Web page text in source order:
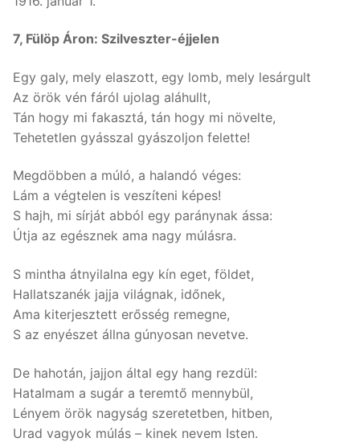
7, Fülöp Áron: Szilveszter-éjjelen
Egy galy, mely elaszott, egy lomb, mely lesárgult
Az örök vén fáról ujolag aláhullt,
Tán hogy mi fakasztá, tán hogy mi növelte,
Tehetetlen gyásszal gyászoljon felette!
Megdöbben a múló, a halandó véges:
Lám a végtelen is veszíteni képes!
S hajh, mi sírját abból egy paránynak ássa:
Útja az egésznek ama nagy múlásra.
S mintha átnyilalna egy kín eget, földet,
Hallatszanék jajja világnak, időnek,
Ama kiterjesztett erősség remegne,
S az enyészet állna gúnyosan nevetve.
De hahotán, jajjon által egy hang rezdül:
Hatalmam a sugár a teremtő mennybül,
Lényem örök nagyság szeretetben, hitben,
Urad vagyok múlás – kinek nevem Isten.